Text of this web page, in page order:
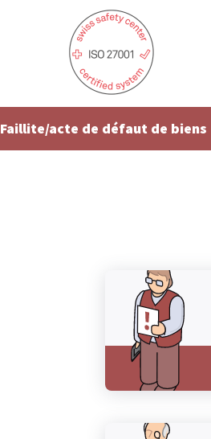
Faillite/acte de défaut de biens